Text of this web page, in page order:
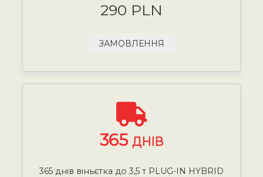
290 PLN
ЗАМОВЛЕННЯ
365 ДНІВ
365 днів віньєтка до 3,5 т PLUG-IN HYBRID